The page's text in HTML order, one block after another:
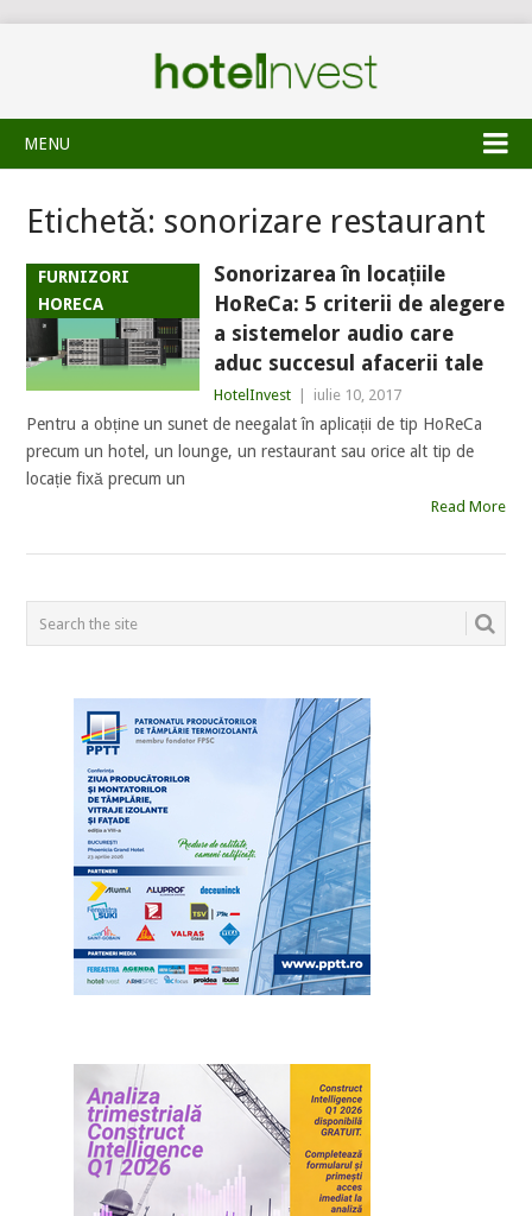
MENU
Etichetă: sonorizare restaurant
FURNIZORI
HORECA
Sonorizarea în locațiile
HoReCa: 5 criterii de alegere
a sistemelor audio care
aduc succesul afacerii tale
HotelInvest iulie 10, 2017
Pentru a obține un sunet de neegalat în aplicații de tip HoReCa
precum un hotel, un lounge, un restaurant sau orice alt tip de
locație fixă precum un
Read More
POSTS
NAVIGATION